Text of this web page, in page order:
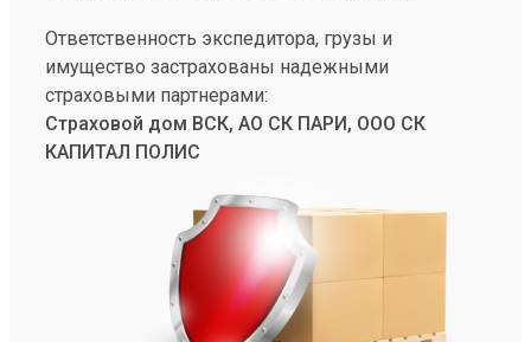
Ответственность экспедитора, грузы и
имущество застрахованы надежными
страховыми партнерами:
Страховой дом ВСК, АО СК ПАРИ, ООО СК
КАПИТАЛ ПОЛИС